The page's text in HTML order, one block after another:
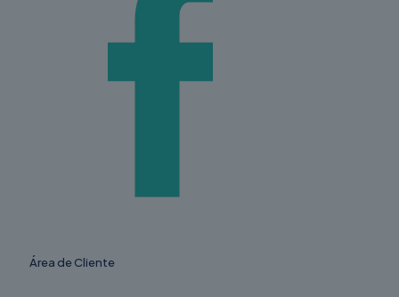
Área de Cliente